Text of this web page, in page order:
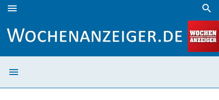
menu search
menu